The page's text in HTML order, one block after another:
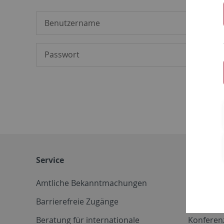
Service
Amtliche Bekanntmachungen
Barrierefreie Zugänge
Beratung für internationale